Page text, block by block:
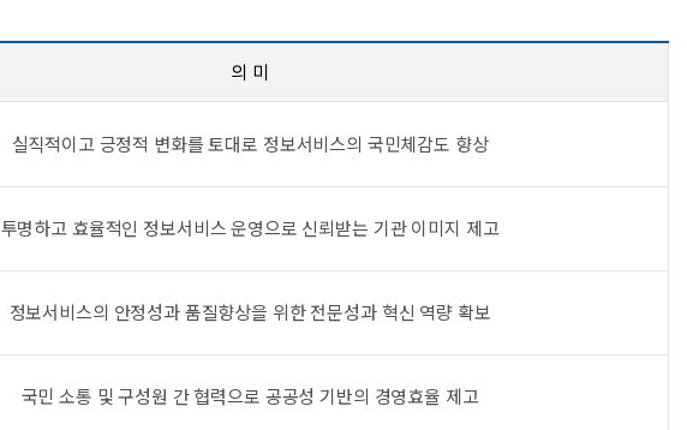
의 미
실직적이고 긍정적 변화를 토대로 정보서비스의 국민체감도 향상
투명하고 효율적인 정보서비스 운영으로 신뢰받는 기관 이미지 제고
정보서비스의 안정성과 품질향상을 위한 전문성과 혁신 역량 확보
국민 소통 및 구성원 간 협력으로 공공성 기반의 경영효율 제고